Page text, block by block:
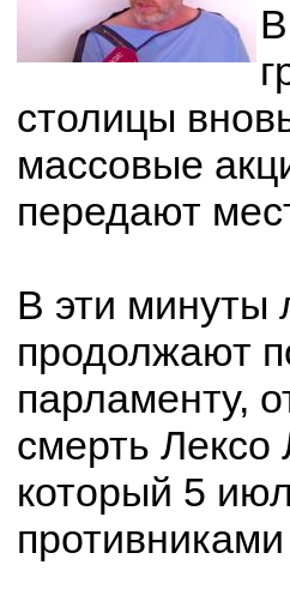
столицы
массовые
передают
В эти минуты
продолжают
парламенту,
смерть
который 5